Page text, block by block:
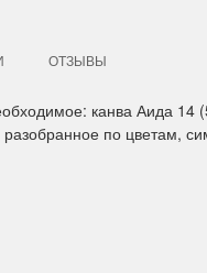
ОТЗЫВЫ
канва Аида
по цветам,